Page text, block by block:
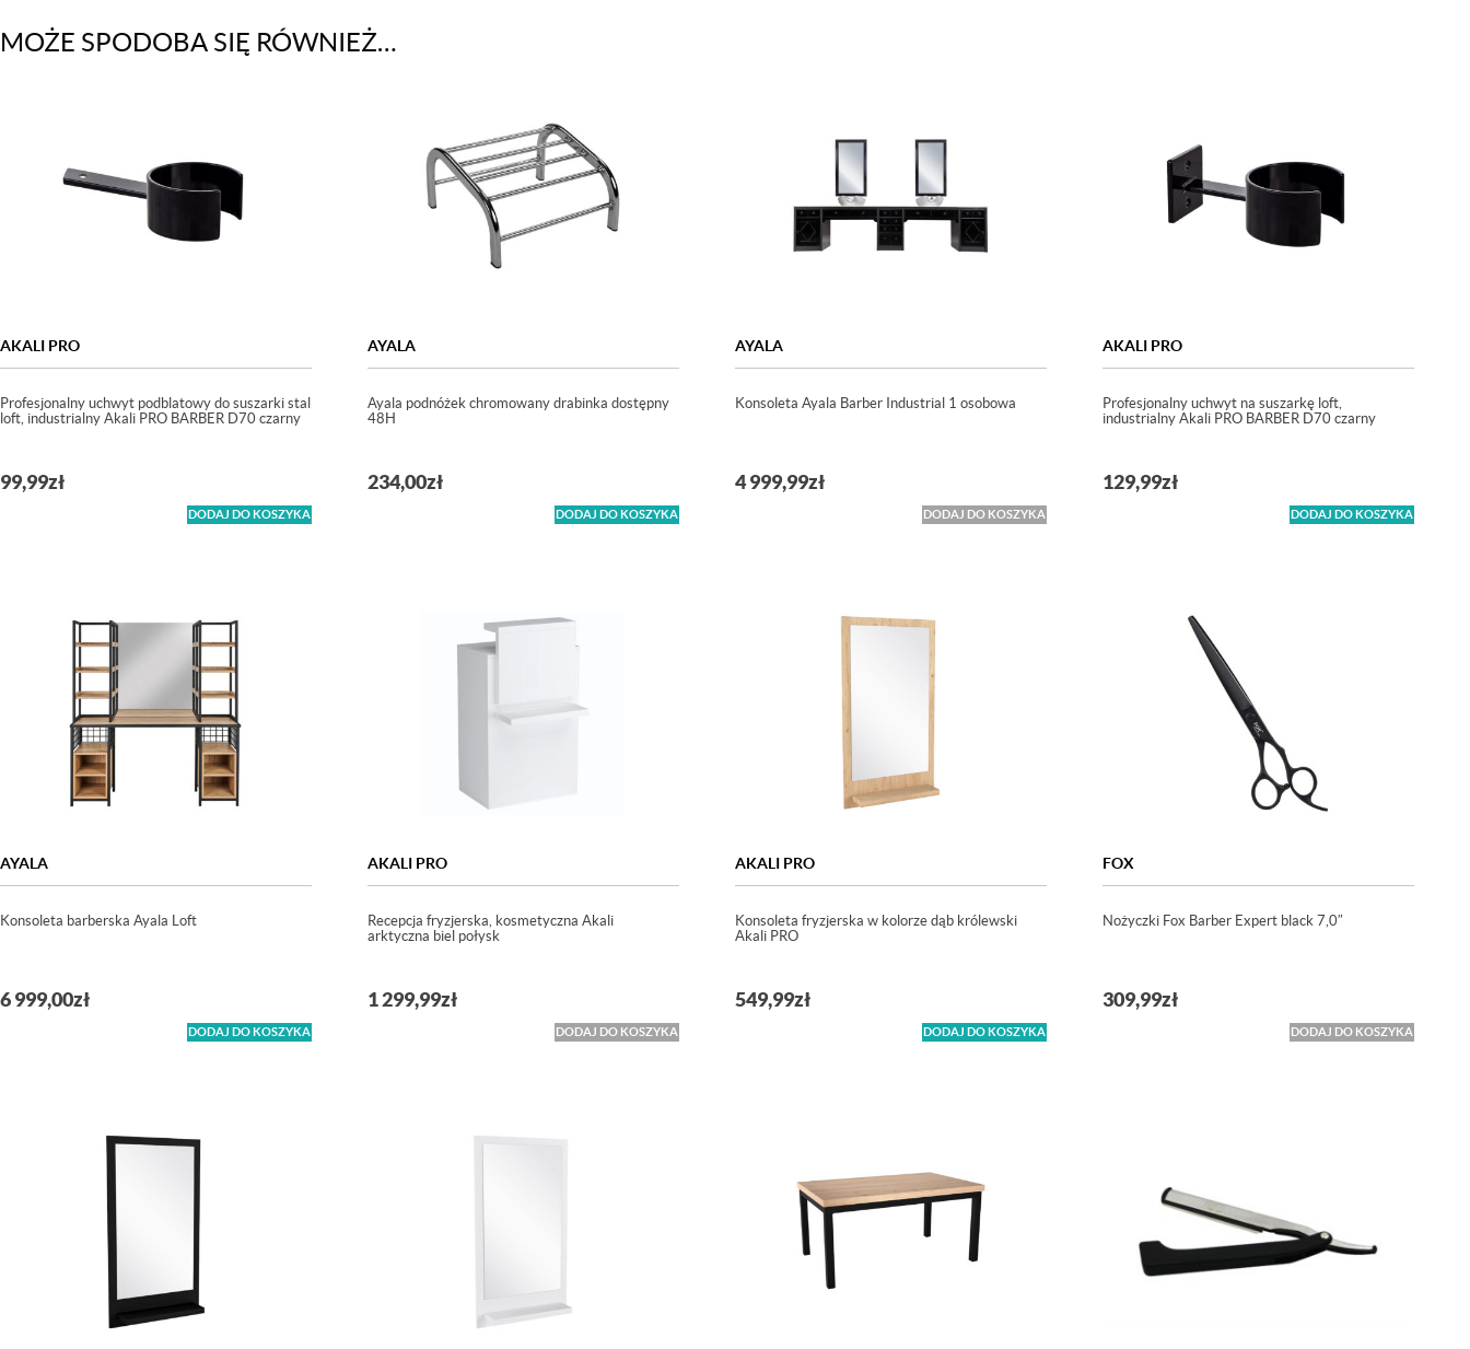
MOŻE SPODOBA SIĘ RÓWNIEŻ…
AKALI PRO
Profesjonalny uchwyt podblatowy do suszarki stal
loft, industrialny Akali PRO BARBER D70 czarny
99,99zł
DODAJ DO KOSZYKA
AYALA
Ayala podnóżek chromowany drabinka dostępny
48H
234,00zł
DODAJ DO KOSZYKA
AYALA
Konsoleta Ayala Barber Industrial 1 osobowa
4 999,99zł
DODAJ DO KOSZYKA
AKALI PRO
Profesjonalny uchwyt na suszarkę loft,
industrialny Akali PRO BARBER D70 czarny
129,99zł
DODAJ DO KOSZYKA
AYALA
Konsoleta barberska Ayala Loft
6 999,00zł
DODAJ DO KOSZYKA
AKALI PRO
Recepcja fryzjerska, kosmetyczna Akali
arktyczna biel połysk
1 299,99zł
DODAJ DO KOSZYKA
AKALI PRO
Konsoleta fryzjerska w kolorze dąb królewski
Akali PRO
549,99zł
DODAJ DO KOSZYKA
FOX
Nożyczki Fox Barber Expert black 7,0″
309,99zł
DODAJ DO KOSZYKA